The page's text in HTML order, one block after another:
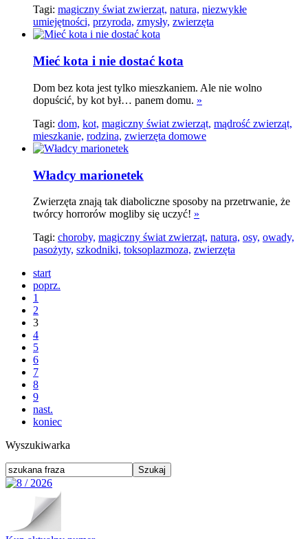
Tagi: magiczny świat zwierząt, natura, niezwykłe
umiejętności, przyroda, zmysły, zwierzęta
Mieć kota i nie dostać kota
Dom bez kota jest tylko mieszkaniem. Ale nie wolno
dopuścić, by kot był… panem domu. »
Tagi: dom, kot, magiczny świat zwierząt, mądrość zwierząt,
mieszkanie, rodzina, zwierzęta domowe
Władcy marionetek
Zwierzęta znają tak diaboliczne sposoby na przetrwanie, że
twórcy horrorów mogliby się uczyć! »
Tagi: choroby, magiczny świat zwierząt, natura, osy, owady,
pasożyty, szkodniki, toksoplazmoza, zwierzęta
start
poprz.
1
2
3
4
5
6
7
8
9
nast.
koniec
Wyszukiwarka